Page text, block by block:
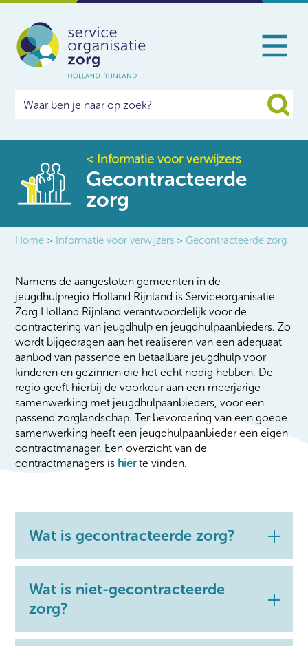
< Informatie voor verwijzers
Gecontracteerde
zorg
Home > Informatie voor verwijzers > Gecontracteerde zorg
Namens de aangesloten gemeenten in de
jeugdhulpregio Holland Rijnland is Serviceorganisatie
Zorg Holland Rijnland verantwoordelijk voor de
contractering van jeugdhulp en jeugdhulpaanbieders. Zo
wordt bijgedragen aan het realiseren van een adequaat
aanbod van passende en betaalbare jeugdhulp voor
kinderen en gezinnen die het echt nodig hebben. De
regio geeft hierbij de voorkeur aan een meerjarige
samenwerking met jeugdhulpaanbieders, voor een
passend zorglandschap. Ter bevordering van een goede
samenwerking heeft een jeugdhulpaanbieder een eigen
contractmanager. Een overzicht van de
contractmanagers is hierte vinden.
Wat is gecontracteerde zorg?
Wat is niet-gecontracteerde
zorg?